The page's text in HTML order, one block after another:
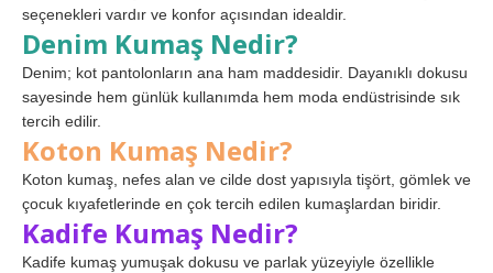
seçenekleri vardır ve konfor açısından idealdir.
Denim Kumaş Nedir?
Denim; kot pantolonların ana ham maddesidir. Dayanıklı dokusu
sayesinde hem günlük kullanımda hem moda endüstrisinde sık
tercih edilir.
Koton Kumaş Nedir?
Koton kumaş, nefes alan ve cilde dost yapısıyla tişört, gömlek ve
çocuk kıyafetlerinde en çok tercih edilen kumaşlardan biridir.
Kadife Kumaş Nedir?
Kadife kumaş yumuşak dokusu ve parlak yüzeyiyle özellikle